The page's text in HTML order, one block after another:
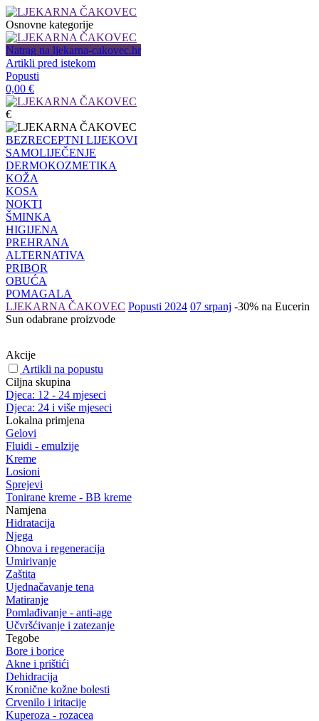
Osnovne kategorije
Natrag na ljekarna-cakovec.hr
Artikli pred istekom
Popusti
0,00 €
€
BEZRECEPTNI LIJEKOVI
SAMOLIJEČENJE
DERMOKOZMETIKA
KOŽA
KOSA
NOKTI
ŠMINKA
HIGIJENA
PREHRANA
ALTERNATIVA
PRIBOR
OBUĆA
POMAGALA
LJEKARNA ČAKOVEC Popusti 2024 07 srpanj -30% na Eucerin
Sun odabrane proizvode
Akcije
Artikli na popustu
Ciljna skupina
Djeca: 12 - 24 mjeseci
Djeca: 24 i više mjeseci
Lokalna primjena
Gelovi
Fluidi - emulzije
Kreme
Losioni
Sprejevi
Tonirane kreme - BB kreme
Namjena
Hidratacija
Njega
Obnova i regeneracija
Umirivanje
Zaštita
Ujednačavanje tena
Matiranje
Pomlađivanje - anti-age
Učvršćivanje i zatezanje
Tegobe
Bore i borice
Akne i prištići
Dehidracija
Kronične kožne bolesti
Crvenilo i iritacije
Kuperoza - rozacea